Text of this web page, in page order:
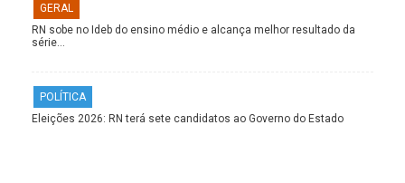
GERAL
RN sobe no Ideb do ensino médio e alcança melhor resultado da
série…
POLÍTICA
Eleições 2026: RN terá sete candidatos ao Governo do Estado